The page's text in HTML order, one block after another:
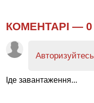
КОМЕНТАРІ — 0
Авторизуйтесь
Іде завантаження...